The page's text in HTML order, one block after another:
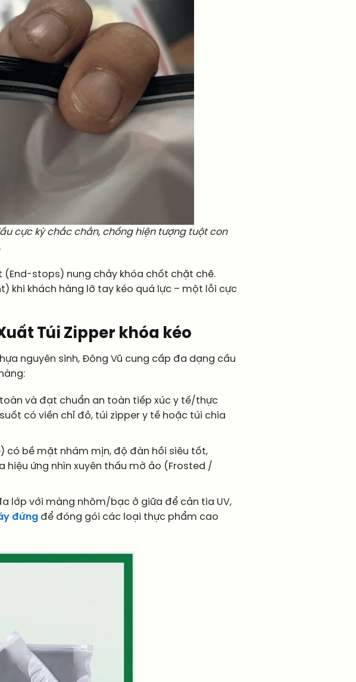
cực kỳ chắc chắn, chống hiện tượng tuột con
(End-stops) nung chảy khóa chốt chặt chẽ.
khi khách hàng lỡ tay kéo quá lực – một lỗi cực
Túi Zipper khóa kéo
nguyên sinh, Đông Vũ cung cấp đa dạng cấu
và đạt chuẩn an toàn tiếp xúc y tế/thực
có viền chỉ đỏ, túi zipper y tế hoặc túi chia
có bề mặt nhám mịn, độ đàn hồi siêu tốt,
hiệu ứng nhìn xuyên thấu mờ ảo (Frosted /
lớp với màng nhôm/bạc ở giữa để cản tia UV,
đứngđể đóng gói các loại thực phẩm cao